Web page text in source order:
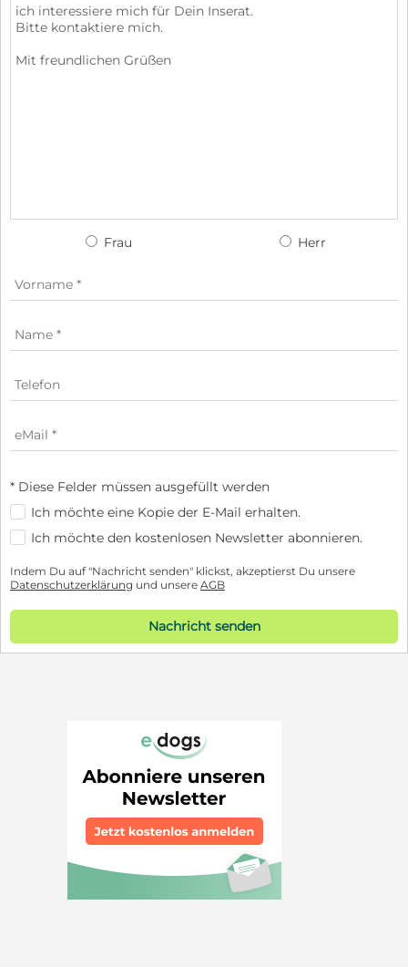
Frau Herr
* Diese Felder müssen ausgefüllt werden
Ich möchte eine Kopie der E-Mail erhalten.
Ich möchte den kostenlosen Newsletter abonnieren.
Indem Du auf "Nachricht senden" klickst, akzeptierst Du unsere
Datenschutzerklärung und unsere AGB
Nachricht senden